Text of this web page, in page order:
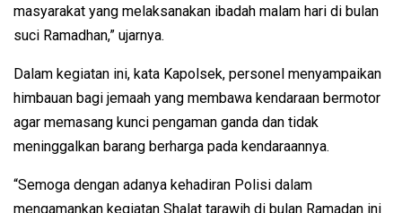
masyarakat yang melaksanakan ibadah malam hari di bulan
suci Ramadhan,” ujarnya.
Dalam kegiatan ini, kata Kapolsek, personel menyampaikan
himbauan bagi jemaah yang membawa kendaraan bermotor
agar memasang kunci pengaman ganda dan tidak
meninggalkan barang berharga pada kendaraannya.
“Semoga dengan adanya kehadiran Polisi dalam
mengamankan kegiatan Shalat tarawih di bulan Ramadan ini